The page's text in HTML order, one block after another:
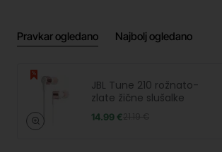
Pravkar ogledano Najbolj ogledano
JBL Tune 210 rožnato-
zlate žične slušalke
14.99 €